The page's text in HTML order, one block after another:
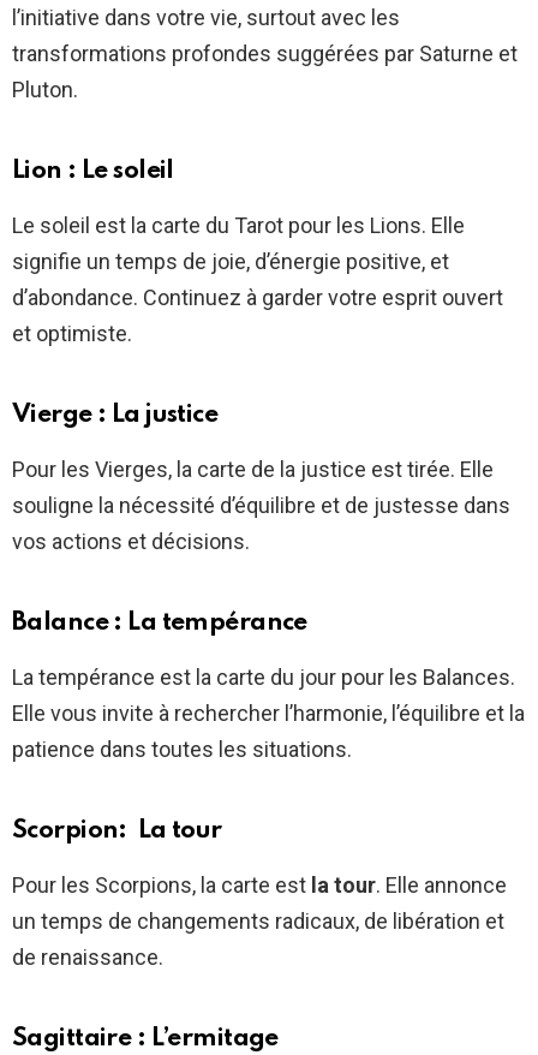
l’initiative dans votre vie, surtout avec les
transformations profondes suggérées par Saturne et
Pluton.
Lion : Le soleil
Le soleil est la carte du Tarot pour les Lions. Elle
signifie un temps de joie, d’énergie positive, et
d’abondance. Continuez à garder votre esprit ouvert
et optimiste.
Vierge : La justice
Pour les Vierges, la carte de la justice est tirée. Elle
souligne la nécessité d’équilibre et de justesse dans
vos actions et décisions.
Balance : La tempérance
La tempérance est la carte du jour pour les Balances.
Elle vous invite à rechercher l’harmonie, l’équilibre et la
patience dans toutes les situations.
Scorpion: La tour
Pour les Scorpions, la carte est la tour. Elle annonce
un temps de changements radicaux, de libération et
de renaissance.
Sagittaire : L’ermitage